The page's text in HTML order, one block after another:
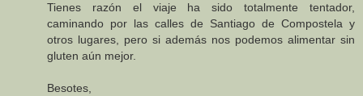
Tienes razón el viaje ha sido totalmente tentador,
caminando por las calles de Santiago de Compostela y
otros lugares, pero si además nos podemos alimentar sin
gluten aún mejor.
Besotes,